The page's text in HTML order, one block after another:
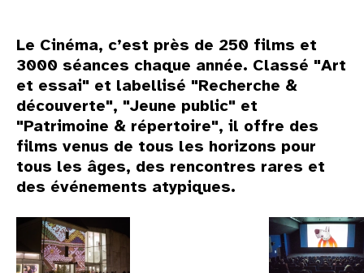
Le Cinéma, c’est près de 250 films et
3000 séances chaque année. Classé "Art
et essai" et labellisé "Recherche &
découverte", "Jeune public" et
"Patrimoine & répertoire", il offre des
films venus de tous les horizons pour
tous les âges, des rencontres rares et
des événements atypiques.